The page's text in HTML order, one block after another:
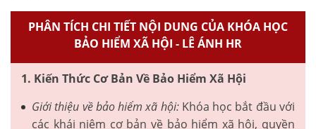
PHÂN TÍCH CHI TIẾT NỘI DUNG CỦA KHÓA HỌC
BẢO HIỂM XÃ HỘI - LÊ ÁNH HR
1. Kiến Thức Cơ Bản Về Bảo Hiểm Xã Hội
Giới thiệu về bảo hiểm xã hội:Khóa học bắt đầu với
các khái niệm cơ bản về bảo hiểm xã hội, quyền